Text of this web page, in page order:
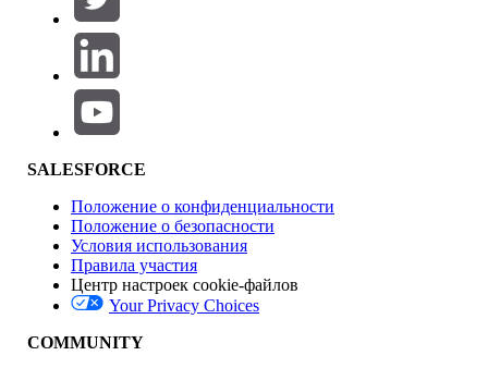
Область продуктов
Влияние на функции
Версия
SALESFORCE
Положение о конфиденциальности
Положение о безопасности
Условия использования
Правила участия
Центр настроек cookie-файлов
Your Privacy Choices
COMMUNITY